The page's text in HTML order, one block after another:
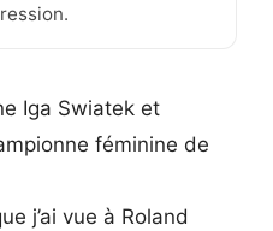
Iga Swiatek et
féminine de
j’ai vue à Roland